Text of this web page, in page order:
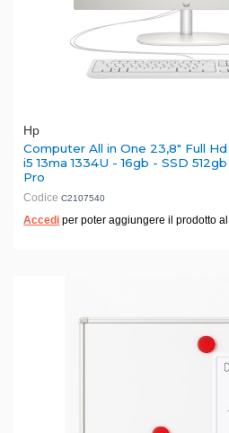
Hp
Computer All in One 23,8" Full
i5 13ma 1334U - 16gb - SSD
Pro
Codice C2107540
Accedi per poter aggiungere il prodotto